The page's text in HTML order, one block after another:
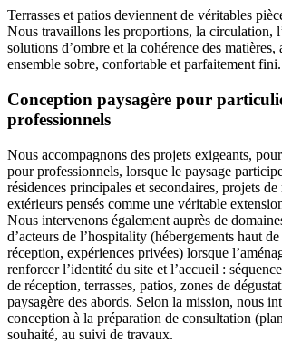
Terrasses et patios deviennent de véritables
Nous travaillons les proportions, la circulation,
solutions d’ombre et la cohérence des
ensemble sobre, confortable et parfaitement fini.
Conception paysagère pour
professionnels
Nous accompagnons des projets exigeants,
pour professionnels, lorsque le paysage
résidences principales et secondaires, projets
extérieurs pensés comme une véritable
Nous intervenons également auprès de
d’acteurs de l’hospitality (hébergements haut
réception, expériences privées) lorsque
renforcer l’identité du site et l’accueil :
de réception, terrasses, patios, zones de
paysagère des abords. Selon la mission, nous
conception à la préparation de consultation
souhaité, au suivi de travaux.